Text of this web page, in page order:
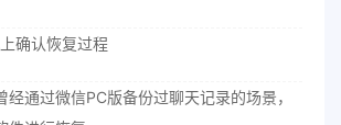
确认恢复过程
经通过微信PC版备份过聊天记录的场景，